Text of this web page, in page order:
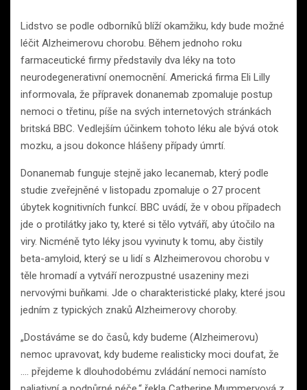
Lidstvo se podle odborníků blíží okamžiku, kdy bude možné
léčit Alzheimerovu chorobu. Během jednoho roku
farmaceutické firmy představily dva léky na toto
neurodegenerativní onemocnění. Americká firma Eli Lilly
informovala, že přípravek donanemab zpomaluje postup
nemoci o třetinu, píše na svých internetových stránkách
britská BBC. Vedlejším účinkem tohoto léku ale bývá otok
mozku, a jsou dokonce hlášeny případy úmrtí.
Donanemab funguje stejně jako lecanemab, který podle
studie zveřejněné v listopadu zpomaluje o 27 procent
úbytek kognitivních funkcí. BBC uvádí, že v obou případech
jde o protilátky jako ty, které si tělo vytváří, aby útočilo na
viry. Nicméně tyto léky jsou vyvinuty k tomu, aby čistily
beta-amyloid, který se u lidí s Alzheimerovou chorobu v
těle hromadí a vytváří nerozpustné usazeniny mezi
nervovými buňkami. Jde o charakteristické plaky, které jsou
jedním z typických znaků Alzheimerovy choroby.
„Dostáváme se do časů, kdy budeme (Alzheimerovu)
nemoc upravovat, kdy budeme realisticky moci doufat, že
…. přejdeme k dlouhodobému zvládání nemoci namísto